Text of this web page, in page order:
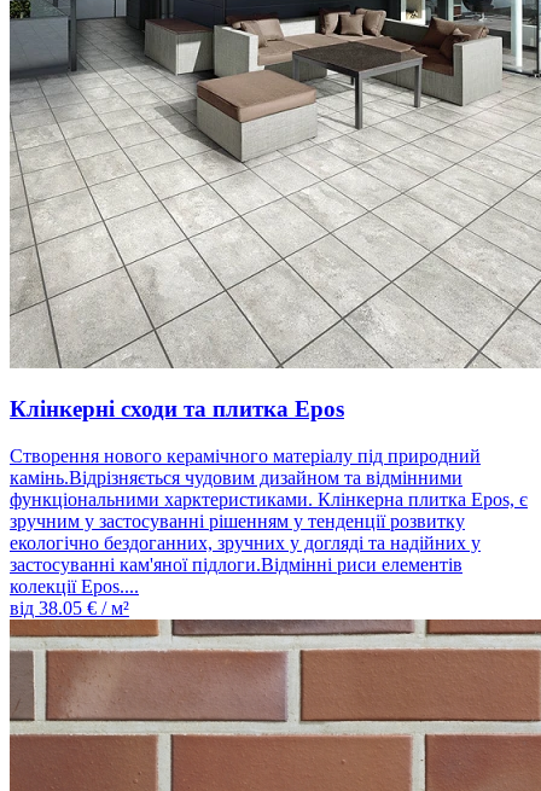
Клінкерні сходи та плитка Epos
Створення нового керамічного матеріалу під природний
камінь.Відрізняється чудовим дизайном та відмінними
функціональними харктеристиками. Клінкерна плитка Epos, є
зручним у застосуванні рішенням у тенденції розвитку
екологічно бездоганних, зручних у догляді та надійних у
застосуванні кам'яної підлоги.Відмінні риси елементів
колекції Epos....
від 38.05 € / м²